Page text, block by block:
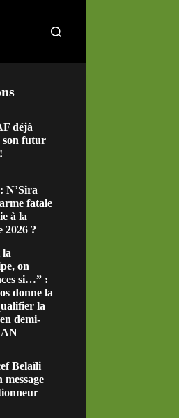
déjà
son futur
N’Sira
fatale
à la
2026 ?
la
on
si…” :
donne la
la
demi-
Belaïli
message